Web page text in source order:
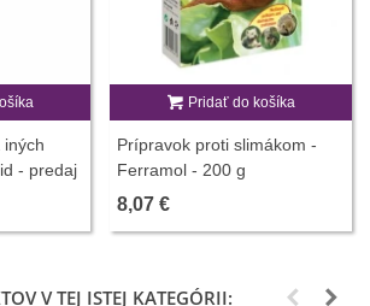
- predaj
-
Pridať do košíka
Prípravok proti slimákom -
Ferramol - 200 g
8,07 €
V TEJ ISTEJ KATEGÓRII: